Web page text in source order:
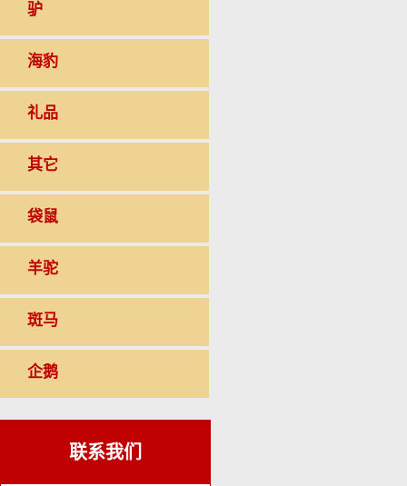
驴
海豹
礼品
其它
袋鼠
羊驼
斑马
企鹅
联系我们